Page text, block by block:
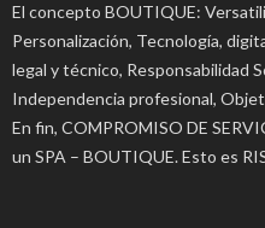
El concepto BOUTIQUE:
Personalización, Tecnología,
legal y técnico, Responsabilidad
Independencia profesional,
En fin, COMPROMISO DE
un SPA – BOUTIQUE. Esto es